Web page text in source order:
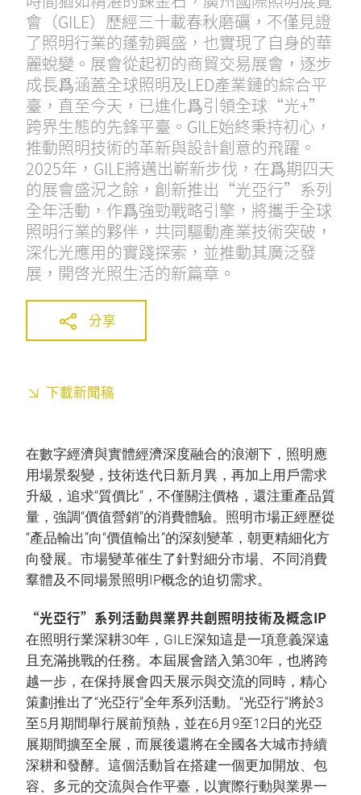
會（GILE）歷經三十載春秋磨礪，不僅見證
了照明行業的蓬勃興盛，也實現了自身的華
麗蛻變。展會從起初的商貿交易展會，逐步
成長爲涵蓋全球照明及LED產業鏈的綜合平
臺，直至今天，已進化爲引領全球“光+”
跨界生態的先鋒平臺。GILE始終秉持初心，
推動照明技術的革新與設計創意的飛躍。
2025年，GILE將邁出嶄新步伐，在爲期四天
的展會盛況之餘，創新推出“光亞行”系列
全年活動，作爲強勁戰略引擎，將攜手全球
照明行業的夥伴，共同驅動產業技術突破，
深化光應用的實踐探索，並推動其廣泛發
展，開啓光照生活的新篇章。
分享
下載新聞稿
在數字經濟與實體經濟深度融合的浪潮下，照明應
用場景裂變，技術迭代日新月異，再加上用戶需求
升級，追求“質價比”，不僅關注價格，還注重產品質
量，強調“價值營銷”的消費體驗。照明市場正經歷從
“產品輸出”向“價值輸出”的深刻變革，朝更精細化方
向發展。市場變革催生了針對細分市場、不同消費
羣體及不同場景照明IP概念的迫切需求。
“光亞行”系列活動與業界共創照明技術及概念IP
在照明行業深耕30年，GILE深知這是一項意義深遠
且充滿挑戰的任務。本屆展會踏入第30年，也將跨
越一步，在保持展會四天展示與交流的同時，精心
策劃推出了“光亞行”全年系列活動。“光亞行”將於3
至5月期間舉行展前預熱，並在6月9至12日的光亞
展期間擴至全展，而展後還將在全國各大城市持續
深耕和發酵。這個活動旨在搭建一個更加開放、包
容、多元的交流與合作平臺，以實際行動與業界一